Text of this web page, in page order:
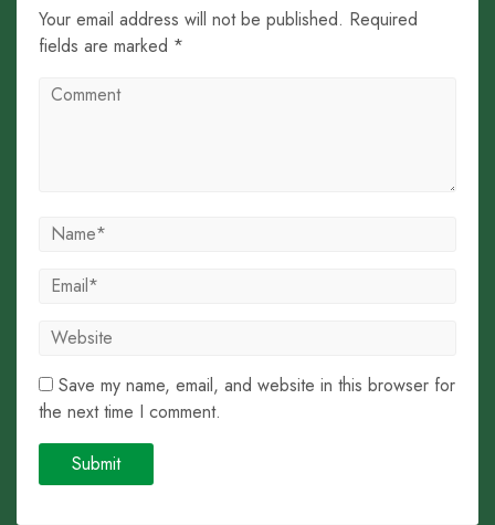
Your email address will not be published. Required
fields are marked *
Save my name, email, and website in this browser for
the next time I comment.